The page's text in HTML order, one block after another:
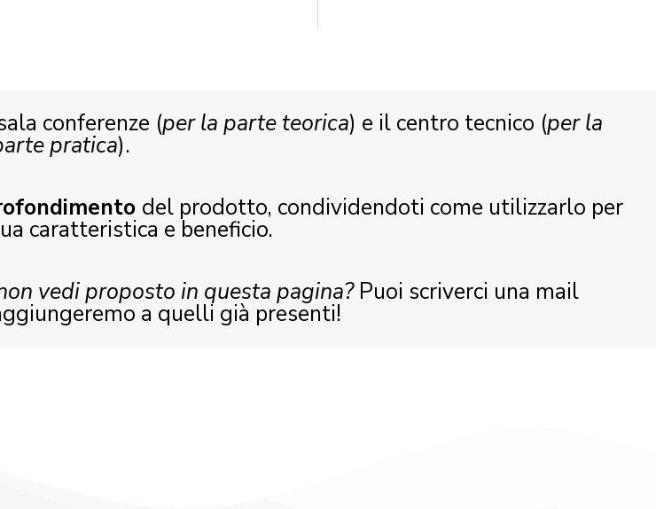
conferenze (per la parte teorica) e il centro tecnico (per la
pratica).
del prodotto, condividendoti come utilizzarlo per
caratteristica e beneficio.
vedi proposto in questa pagina?Puoi scriverci una mail
a quelli già presenti!